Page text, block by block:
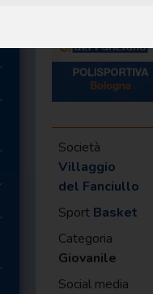
Società
Villaggio
del Fanciullo
Sport Basket
Categoria
Giovanile
Social media